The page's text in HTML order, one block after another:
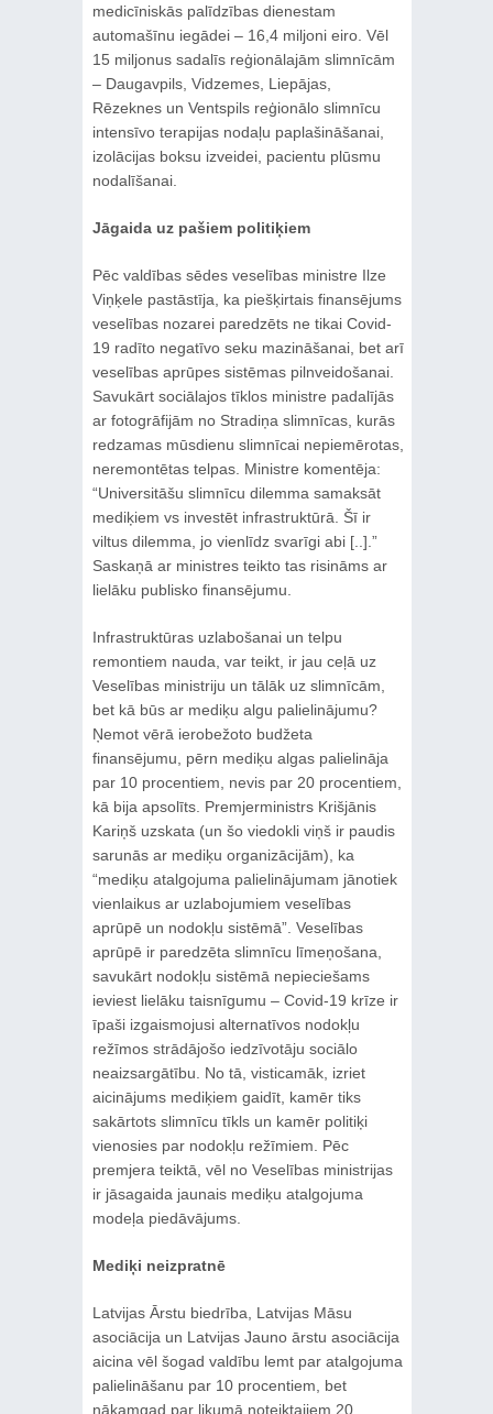
medicīniskās palīdzības dienestam
automašīnu iegādei ‒ 16,4 miljoni eiro. Vēl
15 miljonus sadalīs reģionālajām slimnīcām
– Daugavpils, Vidzemes, Liepājas,
Rēzeknes un Ventspils reģionālo slimnīcu
intensīvo terapijas nodaļu paplašināšanai,
izolācijas boksu izveidei, pacientu plūsmu
nodalīšanai.
Jāgaida uz pašiem politiķiem
Pēc valdības sēdes veselības ministre Ilze
Viņķele pastāstīja, ka piešķirtais finansējums
veselības nozarei paredzēts ne tikai Covid-
19 radīto negatīvo seku mazināšanai, bet arī
veselības aprūpes sistēmas pilnveidošanai.
Savukārt sociālajos tīklos ministre padalījās
ar fotogrāfijām no Stradiņa slimnīcas, kurās
redzamas mūsdienu slimnīcai nepiemērotas,
neremontētas telpas. Ministre komentēja:
“Universitāšu slimnīcu dilemma samaksāt
mediķiem vs investēt infrastruktūrā. Šī ir
viltus dilemma, jo vienlīdz svarīgi abi [..].”
Saskaņā ar ministres teikto tas risināms ar
lielāku publisko finansējumu.
Infrastruktūras uzlabošanai un telpu
remontiem nauda, var teikt, ir jau ceļā uz
Veselības ministriju un tālāk uz slimnīcām,
bet kā būs ar mediķu algu palielinājumu?
Ņemot vērā ierobežoto budžeta
finansējumu, pērn mediķu algas palielināja
par 10 procentiem, nevis par 20 procentiem,
kā bija apsolīts. Premjerministrs Krišjānis
Kariņš uzskata (un šo viedokli viņš ir paudis
sarunās ar mediķu organizācijām), ka
“mediķu atalgojuma palielinājumam jānotiek
vienlaikus ar uzlabojumiem veselības
aprūpē un nodokļu sistēmā”. Veselības
aprūpē ir paredzēta slimnīcu līmeņošana,
savukārt nodokļu sistēmā nepieciešams
ieviest lielāku taisnīgumu ‒ Covid-19 krīze ir
īpaši izgaismojusi alternatīvos nodokļu
režīmos strādājošo iedzīvotāju sociālo
neaizsargātību. No tā, visticamāk, izriet
aicinājums mediķiem gaidīt, kamēr tiks
sakārtots slimnīcu tīkls un kamēr politiķi
vienosies par nodokļu režīmiem. Pēc
premjera teiktā, vēl no Veselības ministrijas
ir jāsagaida jaunais mediķu atalgojuma
modeļa piedāvājums.
Mediķi neizpratnē
Latvijas Ārstu biedrība, Latvijas Māsu
asociācija un Latvijas Jauno ārstu asociācija
aicina vēl šogad valdību lemt par atalgojuma
palielināšanu par 10 procentiem, bet
nākamgad par likumā noteiktajiem 20